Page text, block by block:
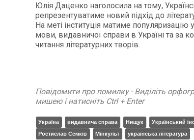
Юлія Даценко наголосила на тому,
репрезентуватиме новий підхід до
На меті інституція матиме популяризацію
мови, видавничої справи в Україні та за
читання літературних творів.
Повідомити про помилку - Виділіть
мишею і натисніть Ctrl + Enter
Україна видавнича справа Нищук
Український
Ростислав Семків
Мінкульт українська література